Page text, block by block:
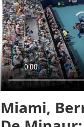
Miami,